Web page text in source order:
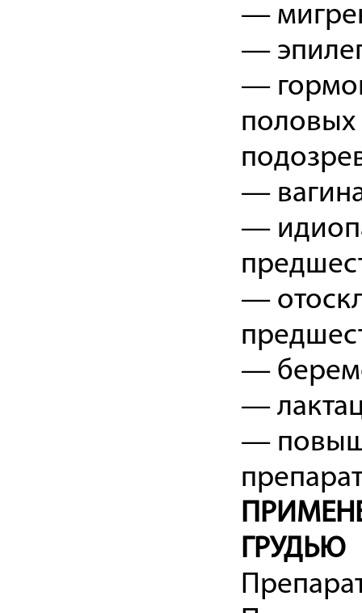
—
—
—
половых
—
—
—
—
—
—
ГРУДЬЮ